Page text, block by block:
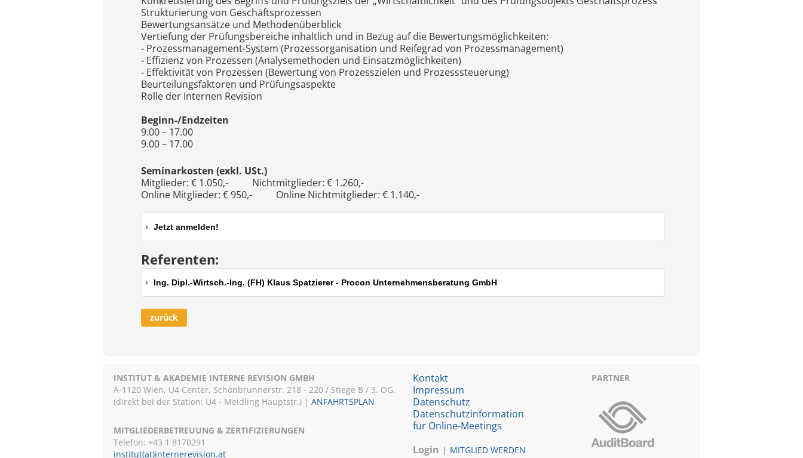
Strukturierung von Geschäftsprozessen
Bewertungsansätze und Methodenüberblick
Vertiefung der Prüfungsbereiche inhaltlich und in Bezug auf die Bewertungsmöglichkeiten:
- Prozessmanagement-System (Prozessorganisation und Reifegrad von Prozessmanagement)
- Effizienz von Prozessen (Analysemethoden und Einsatzmöglichkeiten)
- Effektivität von Prozessen (Bewertung von Prozesszielen und Prozesssteuerung)
Beurteilungsfaktoren und Prüfungsaspekte
Rolle der Internen Revision
Beginn-/Endzeiten
9.00 – 17.00
9.00 – 17.00
Seminarkosten (exkl. USt.)
Mitglieder: € 1.050,- Nichtmitglieder: € 1.260,-
Online Mitglieder: € 950,- Online Nichtmitglieder: € 1.140,-
Jetzt anmelden!
Referenten:
Ing. Dipl.-Wirtsch.-Ing. (FH) Klaus Spatzierer - Procon Unternehmensberatung GmbH
zurück
INSTITUT & AKADEMIE INTERNE REVISION GMBH
A-1120 Wien, U4 Center, Schönbrunnerstr. 218 - 220 / Stiege B / 3. OG.
(direkt bei der Station: U4 - Meidling Hauptstr.) | ANFAHRTSPLAN
MITGLIEDERBETREUUNG & ZERTIFIZIERUNGEN
Telefon: +43 1 8170291
institut(at)internerevision.at
Kontakt
Impressum
Datenschutz
Datenschutzinformation
für Online-Meetings
Login
MITGLIED WERDEN
PARTNER